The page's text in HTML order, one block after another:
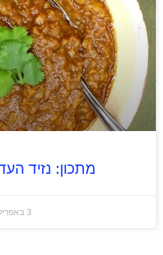
מתכון: נזיד
3 באפריל 2026